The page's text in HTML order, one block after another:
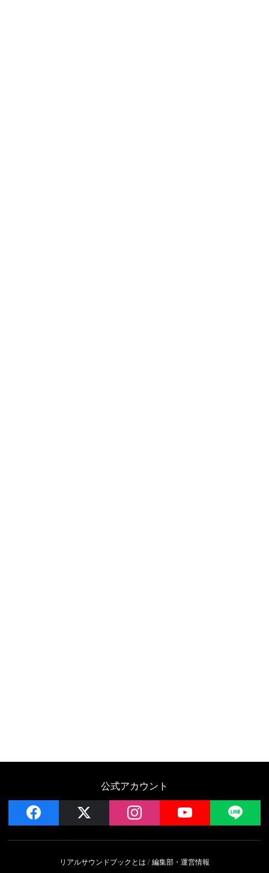
公式アカウント
facebook instagram YouTube
リアルサウンドブックとは 編集部・運営情報